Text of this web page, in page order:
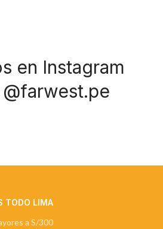
en Instagram
TODO LIMA
a S/300